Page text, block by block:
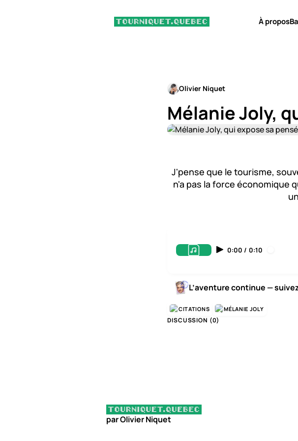
À propos
Olivier Niquet
Mélanie Joly,
J'pense que le tourisme,
n'a pas la force économique
0:00 / 0:10
L’aventure continue —
CITATIONS MÉLANIE JOLY
DISCUSSION (0)
par Olivier Niquet